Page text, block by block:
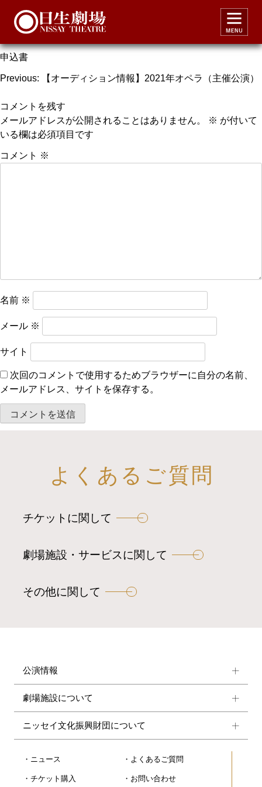
申込書
申込書
投
ナ
ビ
ゲ
Previous: 【オーディション情報】2021年オペラ（主催公演）
コメントを残す
メールアドレスが公開されることはありません。
※ が付いて
いる欄は必須項目です
コメント ※
名前 ※
メール ※
サイト
次回のコメントで使用するためブラウザーに自分の名前、
メールアドレス、サイトを保存する。
よくあるご質問
チケットに関して
劇場施設・サービスに関して
その他に関して
公演情報
劇場施設について
ニッセイ文化振興財団について
ニュース
チケット購入
よくあるご質問
お問い合わせ